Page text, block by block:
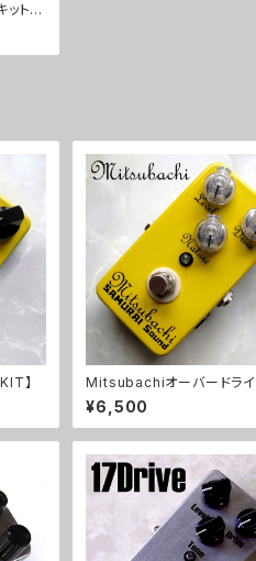
ット
】
Mitsubachiオーバードライ
ト【BASIC KIT】
¥6,500